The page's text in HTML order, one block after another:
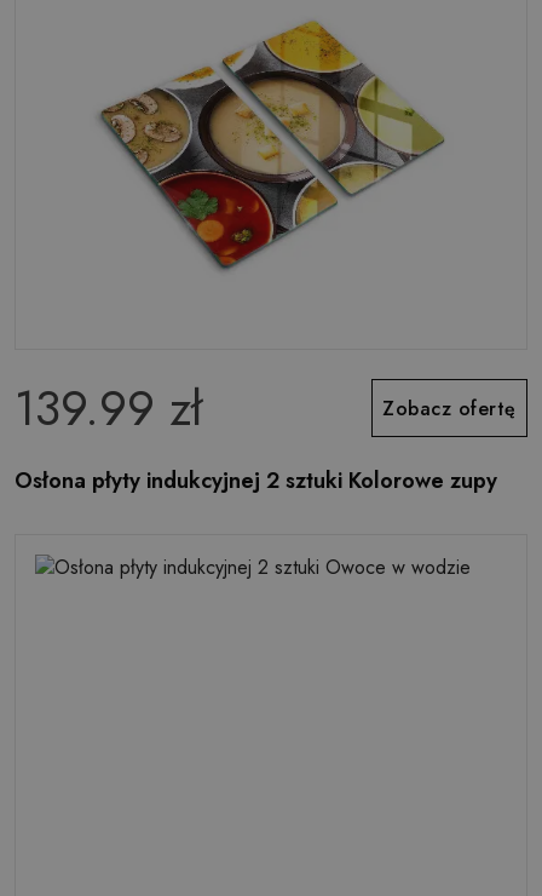
139.99 zł Zobacz ofertę
Osłona płyty indukcyjnej 2 sztuki Kolorowe zupy